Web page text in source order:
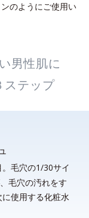
のようにご使用い
男性肌に
ステップ
毛穴の1/30サイ
毛穴の汚れをす
使用する化粧水